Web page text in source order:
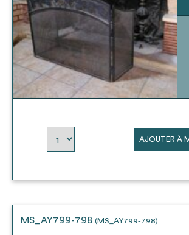
AJOUTER À
MS_AY799-798 (MS_AY799-798)